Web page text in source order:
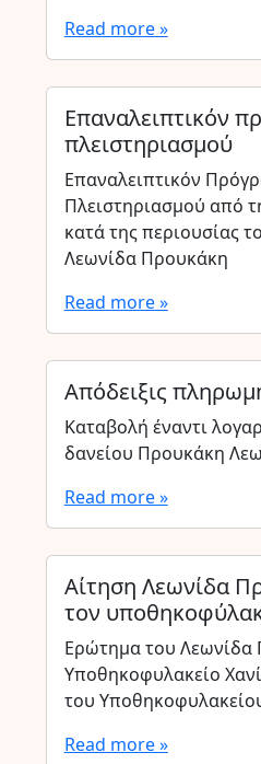
Read more »
Επαναλειπτικόν
πλειστηριασμού
Επαναλειπτικόν
Πλειστηριασμού από
κατά της περιουσίας
Λεωνίδα Προυκάκη
Read more »
Απόδειξις
Καταβολή έναντι
δανείου Προυκάκη
Read more »
Αίτηση Λεωνίδα
τον
Ερώτημα του Λεωνίδα
Υποθηκοφυλακείο
του
Read more »